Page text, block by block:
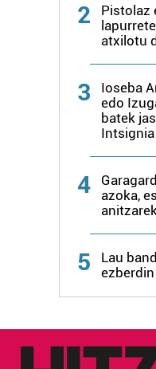
2
Pistolaz
atxilotu
3
Ioseba
edo
batek
Intsignia
4
azoka,
5
Lau
ezberdin